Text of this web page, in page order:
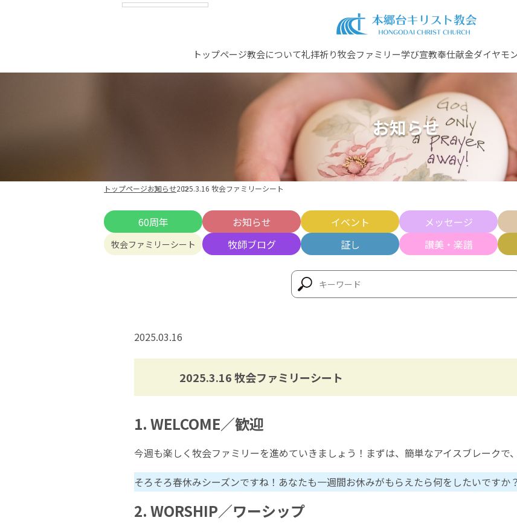
トップページ教会について礼拝祈り牧会ファミリー学び宣教奉仕献金ダイヤモ
お知らせ
トップページお知らせ2025.3.16 牧会ファミリーシート
60周年 お知らせ イベント メッセージ
牧会ファミリーシート 牧師ブログ 証し 讃美・楽譜
2025.03.16
2025.3.16 牧会ファミリーシート
1. WELCOME／歓迎
今週も楽しく牧会ファミリーを進めていきましょう！まずは、簡単なアイスブレークで
そろそろ春休みシーズンですね！あなたも一週間お休みがもらえたら何をしたいですか？
2. WORSHIP／ワーシップ